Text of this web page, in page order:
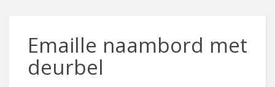
Emaille naambord met
deurbel